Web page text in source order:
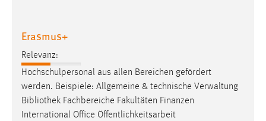
Erasmus+
Relevanz:
Hochschulpersonal aus allen Bereichen gefördert
werden. Beispiele: Allgemeine & technische Verwaltung
Bibliothek Fachbereiche Fakultäten Finanzen
International Office Öffentlichkeitsarbeit